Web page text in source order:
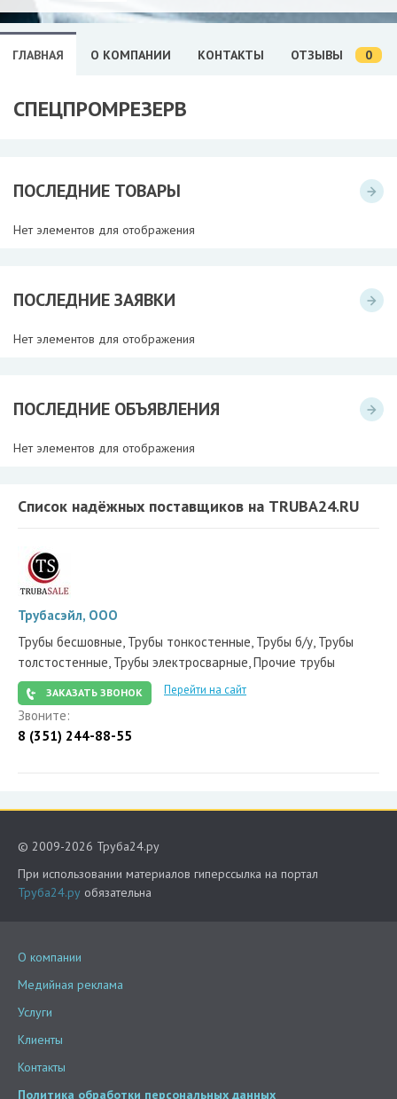
ГЛАВНАЯ О КОМПАНИИ КОНТАКТЫ ОТЗЫВЫ 0
СПЕЦПРОМРЕЗЕРВ
ПОСЛЕДНИЕ ТОВАРЫ
Нет элементов для отображения
ПОСЛЕДНИЕ ЗАЯВКИ
Нет элементов для отображения
ПОСЛЕДНИЕ ОБЪЯВЛЕНИЯ
Нет элементов для отображения
Список надёжных поставщиков на TRUBA24.RU
Трубасэйл, ООО
Трубы бесшовные, Трубы тонкостенные, Трубы б/у, Трубы
толстостенные, Трубы электросварные, Прочие трубы
ЗАКАЗАТЬ ЗВОНОК Перейти на сайт
Звоните:
8 (351) 244-88-55
© 2009-2026 Труба24.ру
При использовании материалов гиперссылка на портал
Труба24.ру обязательна
О компании
Медийная реклама
Услуги
Клиенты
Контакты
Политика обработки персональных данных